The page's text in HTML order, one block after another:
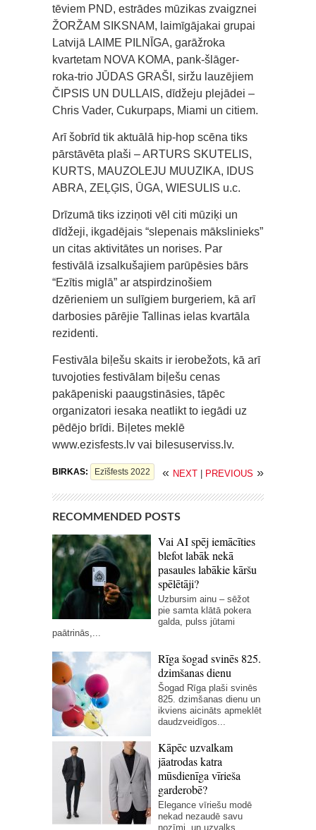
tēviem PND, estrādes mūzikas zvaigznei
ŽORŽAM SIKSNAM, laimīgājakai grupai
Latvijā LAIME PILNĪGA, garāžroka
kvartetam NOVA KOMA, pank-šlāger-
roka-trio JŪDAS GRAŠI, siržu lauzējiem
ČIPSIS UN DULLAIS, dīdžeju plejādei –
Chris Vader, Cukurpaps, Miami un citiem.
Arī šobrīd tik aktuālā hip-hop scēna tiks
pārstāvēta plaši – ARTURS SKUTELIS,
KURTS, MAUZOLEJU MUUZIKA, IDUS
ABRA, ZEĻĢIS, ŪGA, WIESULIS u.c.
Drīzumā tiks izziņoti vēl citi mūziķi un
dīdžeji, ikgadējais “slepenais mākslinieks”
un citas aktivitātes un norises. Par
festivālā izsalkušajiem parūpēsies bārs
“Ezītis miglā” ar atspirdzinošiem
dzērieniem un sulīgiem burgeriem, kā arī
darbosies pārējie Tallinas ielas kvartāla
rezidenti.
Festivāla biļešu skaits ir ierobežots, kā arī
tuvojoties festivālam biļešu cenas
pakāpeniski paaugstināsies, tāpēc
organizatori iesaka neatlikt to iegādi uz
pēdējo brīdi. Biļetes meklē
www.ezisfests.lv vai bilesuserviss.lv.
BIRKAS: Ezīšfests 2022 « NEXT PREVIOUS »
RECOMMENDED POSTS
Vai AI spēj iemācīties
blefot labāk nekā
pasaules labākie kāršu
spēlētāji?
Uzbursim ainu – sēžot
pie samta klātā pokera
galda, pulss jūtami
paātrinās,...
Rīga šogad svinēs 825.
dzimšanas dienu
Šogad Rīga plaši svinēs
825. dzimšanas dienu un
ikviens aicināts apmeklēt
daudzveidīgos...
Kāpēc uzvalkam
jāatrodas katra
mūsdienīga vīrieša
garderobē?
Elegance vīriešu modē
nekad nezaudē savu
nozīmi, un uzvalks